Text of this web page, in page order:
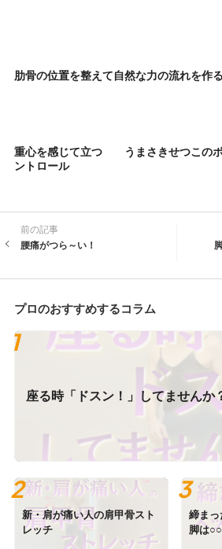
肋骨の位置を整えて自然な力の流れを作る
重心を感じて立つ うまさきせつこの
ントロール
前の記事
腰痛がつら～い！
プロのおすすめするコラム
座る時「ドスン！」してませんか
新・肩が痛い人の肩甲骨スト
レッチ
締ま
脚は